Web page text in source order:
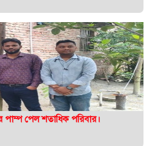
পাম্প পেল শতাধিক পরিবার।